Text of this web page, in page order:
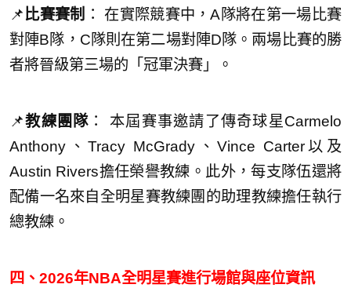
📌比賽賽制 ： 在實際競賽中，A隊將在第一場比賽
對陣B隊，C隊則在第二場對陣D隊。兩場比賽的勝
者將晉級第三場的「冠軍決賽」。
📌教練團隊 ： 本屆賽事邀請了傳奇球星Carmelo
Anthony、Tracy McGrady、Vince Carter以及
Austin Rivers擔任榮譽教練。此外，每支隊伍還將
配備一名來自全明星賽教練團的助理教練擔任執行
總教練。
四、2026年NBA全明星賽進行場館與座位資訊